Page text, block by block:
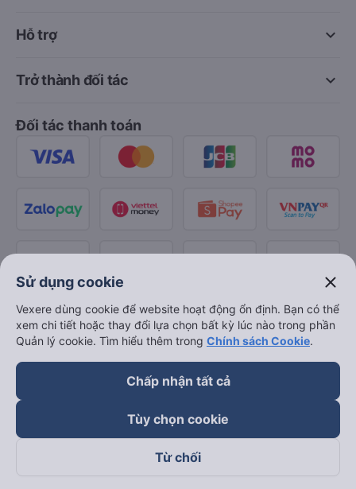
keyboard_arrow_down
Hỗ trợ
keyboard_arrow_down
Trở thành đối tác
Đối tác thanh toán
Sử dụng cookie close
Vexere dùng cookie để website hoạt động ổn định. Bạn có thể
xem chi tiết hoặc thay đổi lựa chọn bất kỳ lúc nào trong phần
Quản lý cookie. Tìm hiểu thêm trong Chính sách Cookie.
Chấp nhận tất cả
Tùy chọn cookie
Từ chối